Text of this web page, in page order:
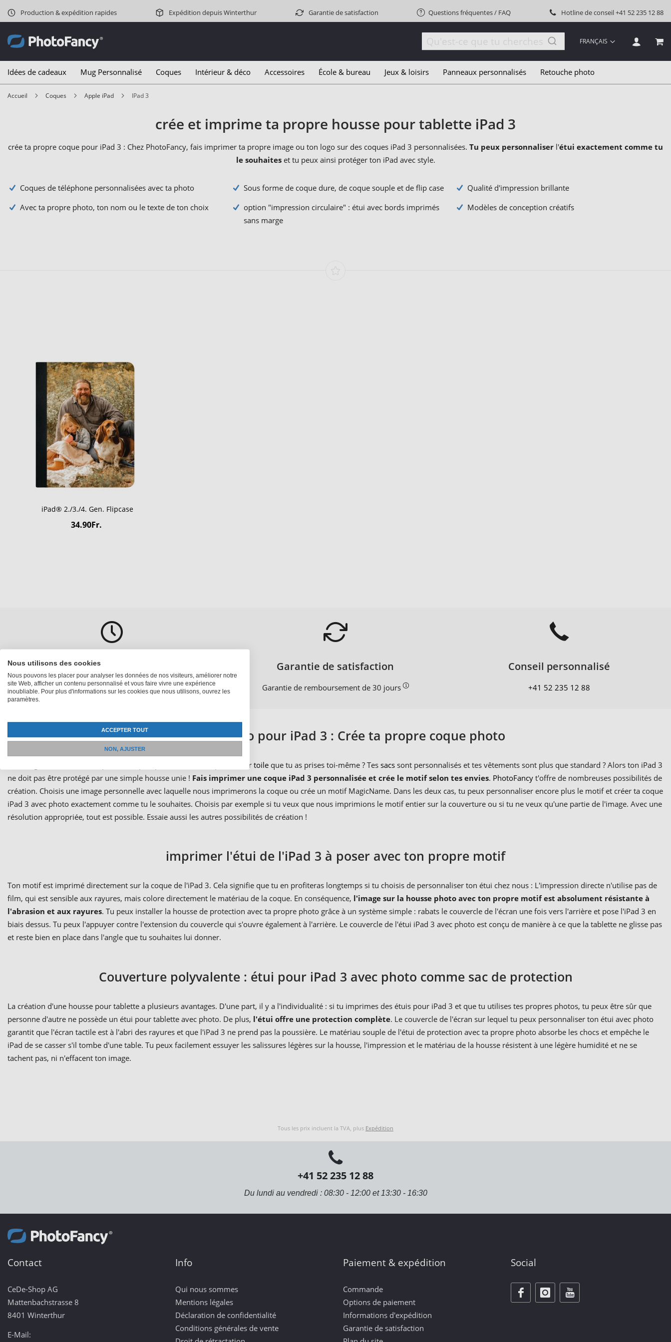
Production & expédition rapides Expédition depuis Winterthur Garantie de satisfaction Questions fréquentes / FAQ Hotline de conseil+41 52 235 12 88
LANGUE
FRANÇAIS
Idées de cadeaux Mug Personnalisé Coques Intérieur & déco Accessoires École & bureau Jeux & loisirs Panneaux personnalisés Retouche photo
Accueil Coques Apple iPad iPad 3
crée et imprime ta propre housse pour tablette iPad 3
crée ta propre coque pour iPad 3 : Chez PhotoFancy, fais imprimer ta propre image ou ton logo sur des coques iPad 3 personnalisées. Tu peux personnaliser l'étui exactement comme tu
le souhaiteset tu peux ainsi protéger ton iPad avec style.
Coques de téléphone personnalisées avec ta photo
Avec ta propre photo, ton nom ou le texte de ton choix
Sous forme de coque dure, de coque souple et de flip case
option "impression circulaire" : étui avec bords imprimés
sans marge
Qualité d'impression brillante
Modèles de conception créatifs
iPad® 2./3./4. Gen. Flipcase
34.90Fr.
Expédition depuis Winterthur
Tous les produits sont issus de notre propre production
Garantie de satisfaction
Garantie de remboursement de 30 jours
Conseil personnalisé
+41 52 235 12 88
housses photo pour iPad 3 : Crée ta propre coque photo
mais des photos sur toile que tu as prises toi-même ? Tes sacs sont personnalisés et tes vêtements sont plus que standard ? Alors ton iPad 3
ne doit pas être protégé par une simple housse unie ! Fais imprimer une coque iPad 3 personnalisée et crée le motif selon tes envies. PhotoFancy t'offre de nombreuses possibilités de
création. Choisis une image personnelle avec laquelle nous imprimerons la coque ou crée un motif MagicName. Dans les deux cas, tu peux personnaliser encore plus le motif et créer ta coque
iPad 3 avec photo exactement comme tu le souhaites. Choisis par exemple si tu veux que nous imprimions le motif entier sur la couverture ou si tu ne veux qu'une partie de l'image. Avec une
résolution appropriée, tout est possible. Essaie aussi les autres possibilités de création !
imprimer l'étui de l'iPad 3 à poser avec ton propre motif
Ton motif est imprimé directement sur la coque de l'iPad 3. Cela signifie que tu en profiteras longtemps si tu choisis de personnaliser ton étui chez nous : L'impression directe n'utilise pas de
film, qui est sensible aux rayures, mais colore directement le matériau de la coque. En conséquence, l'image sur la housse photo avec ton propre motif est absolument résistante à
l'abrasion et aux rayures. Tu peux installer la housse de protection avec ta propre photo grâce à un système simple : rabats le couvercle de l'écran une fois vers l'arrière et pose l'iPad 3 en
biais dessus. Tu peux l'appuyer contre l'extension du couvercle qui s'ouvre également à l'arrière. Le couvercle de l'étui iPad 3 avec photo est conçu de manière à ce que la tablette ne glisse pas
et reste bien en place dans l'angle que tu souhaites lui donner.
Couverture polyvalente : étui pour iPad 3 avec photo comme sac de protection
La création d'une housse pour tablette a plusieurs avantages. D'une part, il y a l'individualité : si tu imprimes des étuis pour iPad 3 et que tu utilises tes propres photos, tu peux être sûr que
personne d'autre ne possède un étui pour tablette avec photo. De plus, l'étui offre une protection complète. Le couvercle de l'écran sur lequel tu peux personnaliser ton étui avec photo
garantit que l'écran tactile est à l'abri des rayures et que l'iPad 3 ne prend pas la poussière. Le matériau souple de l'étui de protection avec ta propre photo absorbe les chocs et empêche le
iPad de se casser s'il tombe d'une table. Tu peux facilement essuyer les salissures légères sur la housse, l'impression et le matériau de la housse résistent à une légère humidité et ne se
tachent pas, ni n'effacent ton image.
Tous les prix incluent la TVA, plus Expédition
+41 52 235 12 88
Du lundi au vendredi : 08:30 - 12:00 et 13:30 - 16:30
Contact
CeDe-Shop AG
Mattenbachstrasse 8
8401 Winterthur
E-Mail:
Info
Qui nous sommes
Mentions légales
Déclaration de confidentialité
Conditions générales de vente
Paiement & expédition
Commande
Options de paiement
Informations d'expédition
Garantie de satisfaction
Social
Nous utilisons des cookies
Nous pouvons les placer pour analyser les données de nos visiteurs, améliorer notre
site Web, afficher un contenu personnalisé et vous faire vivre une expérience
inoubliable. Pour plus d'informations sur les cookies que nous utilisons, ouvrez les
paramètres.
ACCEPTER TOUT
NON, AJUSTER